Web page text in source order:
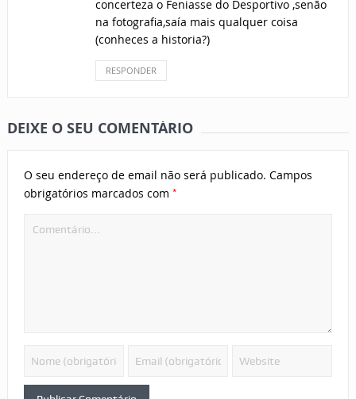
concerteza o Feniasse do Desportivo ,senão
na fotografia,saía mais qualquer coisa
(conheces a historia?)
RESPONDER
DEIXE O SEU COMENTÁRIO
O seu endereço de email não será publicado. Campos
obrigatórios marcados com *